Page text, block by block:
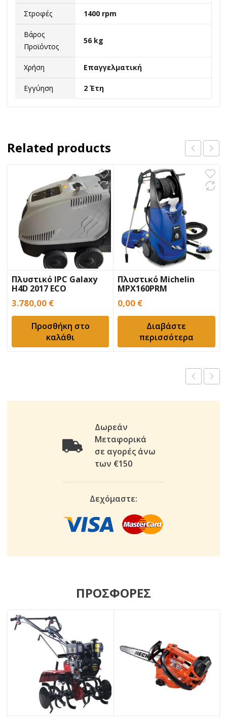
Στροφές 1400 rpm
Βάρος
Προϊόντος
56 kg
Χρήση Επαγγελματική
Εγγύηση 2 Έτη
Related products
Πλυστικό IPC Galaxy
H4D 2017 ECO
3.780,00 €
Προσθήκη στο
καλάθι
Πλυστικό Michelin
MPX160PRM
0,00 €
Διαβάστε
περισσότερα
Δωρεάν
Μεταφορικά
σε αγορές άνω
των €150
Δεχόμαστε:
ΠΡΟΣΦΟΡΕΣ